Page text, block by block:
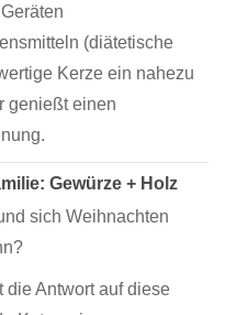
(diätetische
Kerze ein nahezu
genießt einen
Gewürze + Holz
sich Weihnachten
die Antwort auf diese